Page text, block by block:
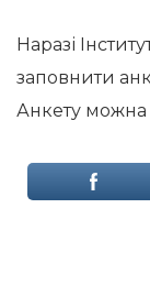
Наразі
заповнити
Анкету